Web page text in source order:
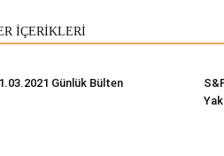
İÇERİKLERİ
Günlük Bülten